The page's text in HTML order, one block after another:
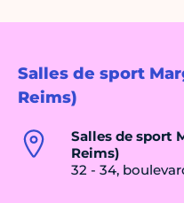
Salles de sport
Reims)
Salles de sport
Reims)
32 - 34,